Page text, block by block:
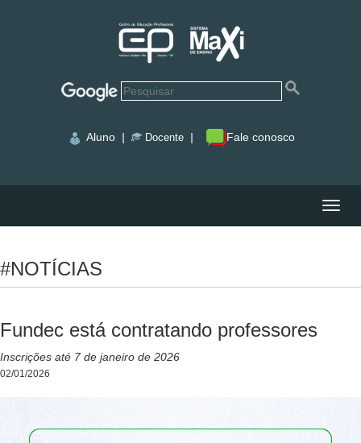
Aluno | Docente | Fale conosco
#NOTÍCIAS
Fundec está contratando professores
Inscrições até 7 de janeiro de 2026
02/01/2026